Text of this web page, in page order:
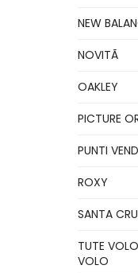
NEW
NOVITÃ
OAKLEY
PICTURE
PUNTI
ROXY
SANTA
TUTE
VOLO